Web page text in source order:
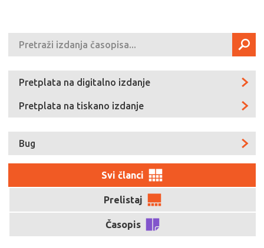
Pretplata na digitalno izdanje
Pretplata na tiskano izdanje
Bug
Svi članci
Prelistaj
Časopis